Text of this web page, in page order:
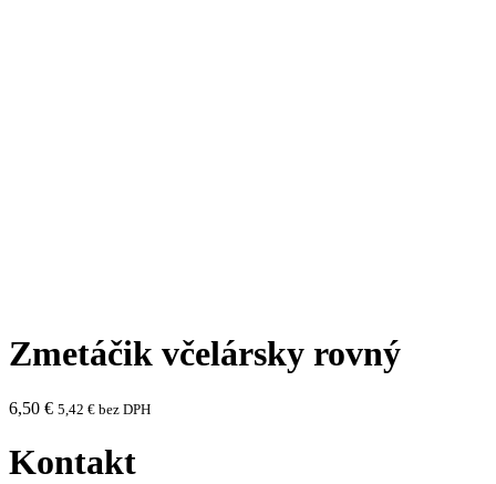
Zmetáčik včelársky rovný
6,50 € 5,42 € bez DPH
Kontakt